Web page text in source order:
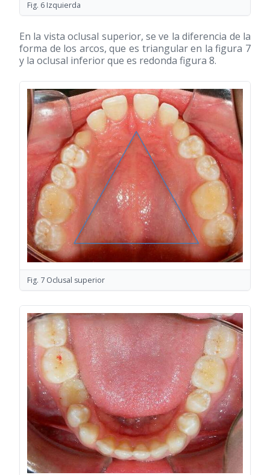
Fig. 6 Izquierda
En la vista oclusal superior, se ve la diferencia de la
forma de los arcos, que es triangular en la figura 7
y la oclusal inferior que es redonda figura 8.
Fig. 7 Oclusal superior